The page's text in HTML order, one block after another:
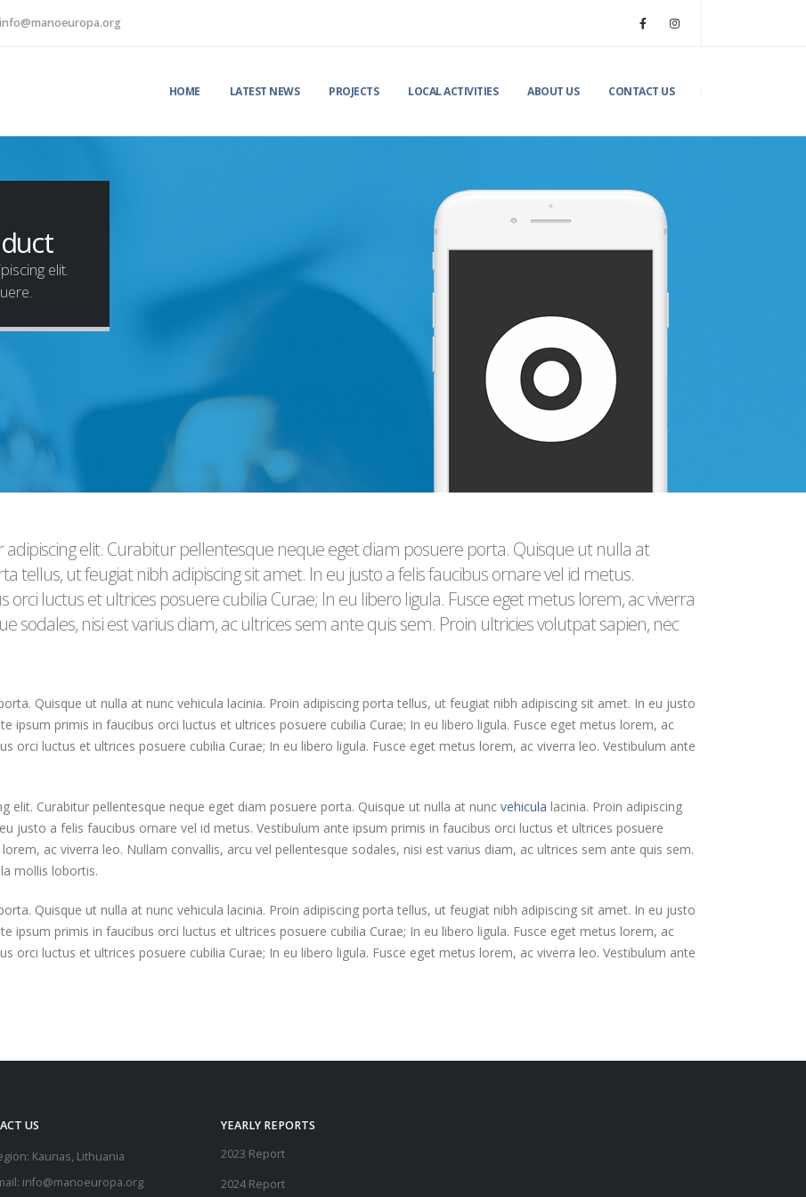
info@manoeuropa.org
HOME LATEST NEWS PROJECTS LOCAL ACTIVITIES ABOUT US CONTACT US
elit.
elit. Curabitur pellentesque neque eget diam posuere porta. Quisque ut nulla at
tellus, ut feugiat nibh adipiscing sit amet. In eu justo a felis faucibus ornare vel id metus.
luctus et ultrices posuere cubilia Curae; In eu libero ligula. Fusce eget metus lorem, ac viverra
sodales, nisi est varius diam, ac ultrices sem ante quis sem. Proin ultricies volutpat sapien, nec
Quisque ut nulla at nunc vehicula lacinia. Proin adipiscing porta tellus, ut feugiat nibh adipiscing sit amet. In eu justo
ipsum primis in faucibus orci luctus et ultrices posuere cubilia Curae; In eu libero ligula. Fusce eget metus lorem, ac
orci luctus et ultrices posuere cubilia Curae; In eu libero ligula. Fusce eget metus lorem, ac viverra leo. Vestibulum ante
elit. Curabitur pellentesque neque eget diam posuere porta. Quisque ut nulla at nunc vehicula lacinia. Proin adipiscing
justo a felis faucibus ornare vel id metus. Vestibulum ante ipsum primis in faucibus orci luctus et ultrices posuere
ac viverra leo. Nullam convallis, arcu vel pellentesque sodales, nisi est varius diam, ac ultrices sem ante quis sem.
mollis lobortis.
Quisque ut nulla at nunc vehicula lacinia. Proin adipiscing porta tellus, ut feugiat nibh adipiscing sit amet. In eu justo
ipsum primis in faucibus orci luctus et ultrices posuere cubilia Curae; In eu libero ligula. Fusce eget metus lorem, ac
orci luctus et ultrices posuere cubilia Curae; In eu libero ligula. Fusce eget metus lorem, ac viverra leo. Vestibulum ante
US
Kaunas, Lithuania
info@manoeuropa.org
YEARLY REPORTS
2023 Report
2024 Report